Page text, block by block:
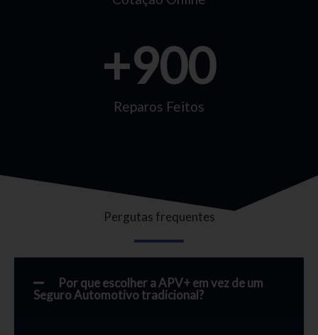
Reparos Feitos
+900
Pergutas frequentes
Por que escolher a APV+ em vez de um
Seguro Automotivo tradicional?